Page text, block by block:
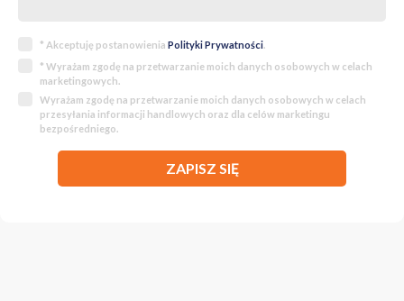
* Akceptuję postanowienia Polityki Prywatności.
* Wyrażam zgodę na przetwarzanie moich danych osobowych w celach
marketingowych.
Wyrażam zgodę na przetwarzanie moich danych osobowych w celach
przesyłania informacji handlowych oraz dla celów marketingu
bezpośredniego.
ZAPISZ SIĘ